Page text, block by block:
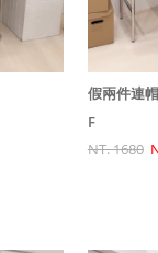
假兩件連
F
NT. 1680